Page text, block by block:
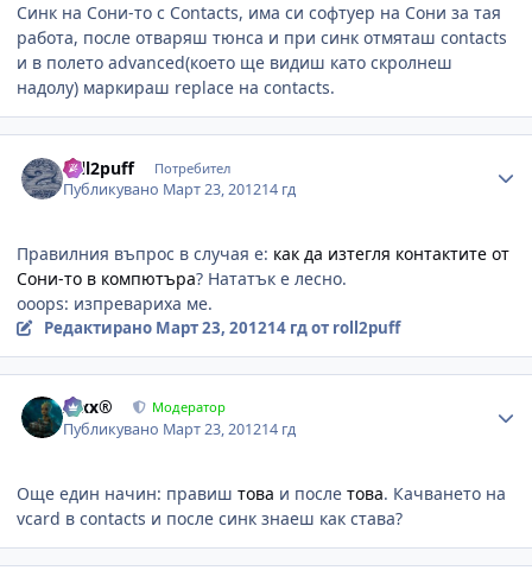
Синк на Сони-то с Contacts, има си софтуер на Сони за тая
работа, после отваряш тюнса и при синк отмяташ contacts
и в полето advanced(което ще видиш като скролнеш
надолу) маркираш replace на contacts.
roll2puff Потребител
Публикувано Март 23, 201214 гд
Правилния въпрос в случая е: как да изтегля контактите от
Сони-то в компютъра? Нататък е лесно.
ooops: изпревариха ме.
Редактирано Март 23, 201214 гдот roll2puff
Alxx® Модератор
Публикувано Март 23, 201214 гд
Още един начин: правиш това и после това. Качването на
vcard в contacts и после синк знаеш как става?